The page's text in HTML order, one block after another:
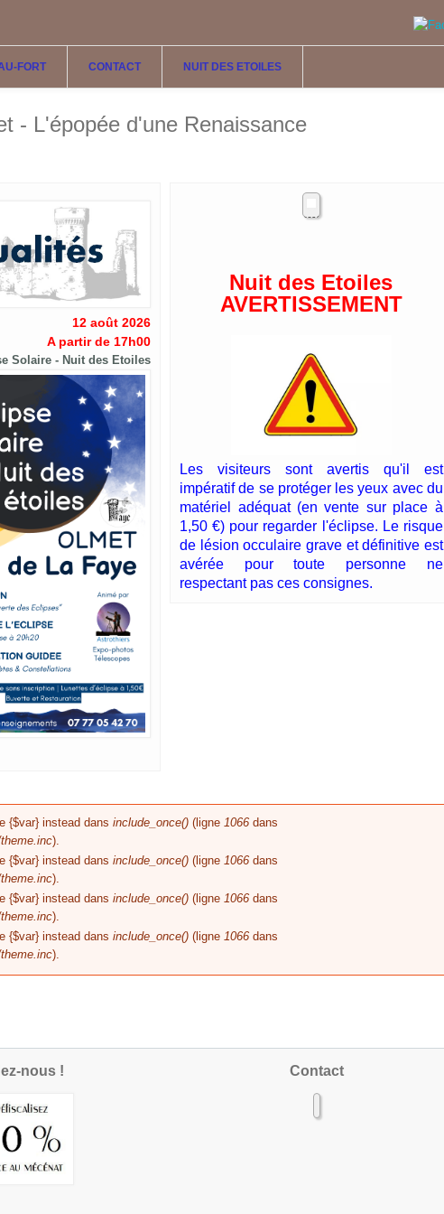
FORT CONTACT NUIT DES ETOILES
- L'épopée d'une Renaissance
12 août 2026
A partir de 17h00
Solaire - Nuit des Etoiles
Nuit des Etoiles
AVERTISSEMENT
Les visiteurs sont avertis qu'il est
impératif de se protéger les yeux avec du
matériel adéquat (en vente sur place à
1,50 €) pour regarder l'éclipse. Le risque
de lésion occulaire grave et définitive est
avérée pour toute personne ne
respectant pas ces consignes.
{$var} instead dans include_once() (ligne 1066 dans
).
{$var} instead dans include_once() (ligne 1066 dans
).
{$var} instead dans include_once() (ligne 1066 dans
).
{$var} instead dans include_once() (ligne 1066 dans
).
nous ! Contact